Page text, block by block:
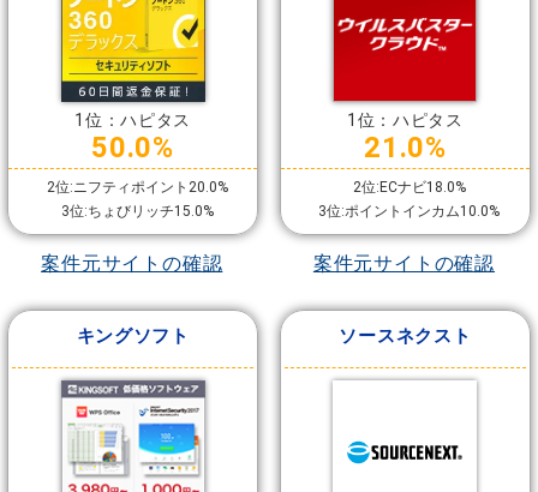
1位：ハピタス
50.0%
2位:ニフティポイント20.0%
3位:ちょびリッチ15.0%
案件元サイトの確認
1位：ハピタス
21.0%
2位:ECナビ18.0%
3位:ポイントインカム10.0%
案件元サイトの確認
キングソフト ソースネクスト